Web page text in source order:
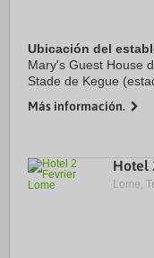
Ubicación del
Mary's Guest House
Stade de Kegue
Lome y a 10,5 km de
Más información.
Hotel
Lome,